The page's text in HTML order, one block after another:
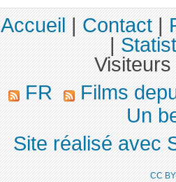
Accueil|Contact|
|
FR
Films
Un
Site réalisé avec
CC